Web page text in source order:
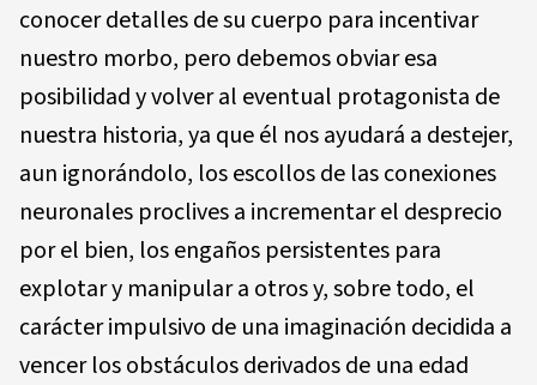
conocer detalles de su cuerpo para incentivar
nuestro morbo, pero debemos obviar esa
posibilidad y volver al eventual protagonista de
nuestra historia, ya que él nos ayudará a destejer,
aun ignorándolo, los escollos de las conexiones
neuronales proclives a incrementar el desprecio
por el bien, los engaños persistentes para
explotar y manipular a otros y, sobre todo, el
carácter impulsivo de una imaginación decidida a
vencer los obstáculos derivados de una edad